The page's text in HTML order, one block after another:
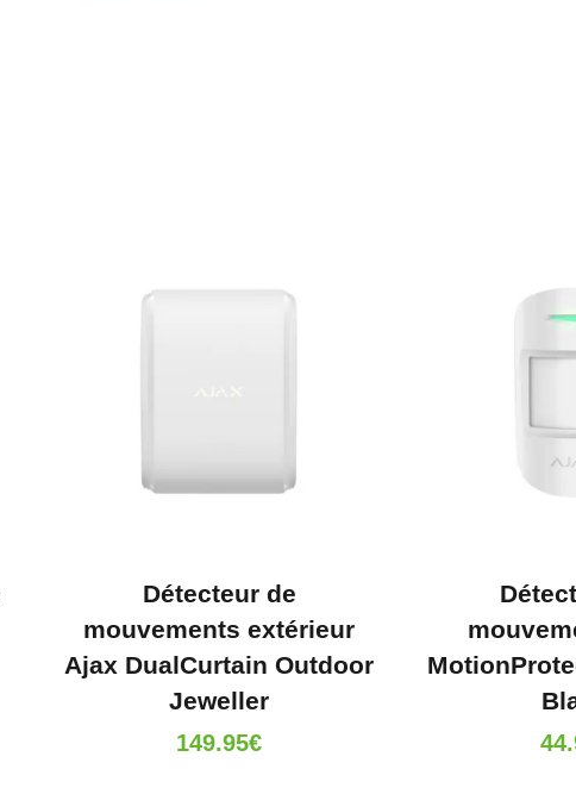
Détecteur de
mouvements extérieur
Ajax DualCurtain Outdoor
Jeweller
149.95€